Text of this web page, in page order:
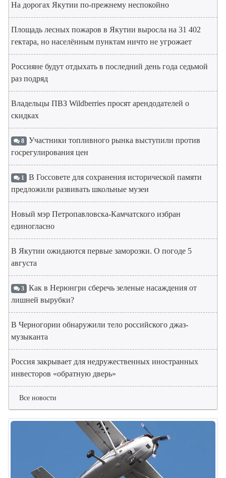
На дорогах Якутии по-прежнему неспокойно
Площадь лесных пожаров в Якутии выросла на 31 402
гектара, но населённым пунктам ничто не угрожает
Россияне будут отдыхать в последний день года седьмой
раз подряд
Владельцы ПВЗ Wildberries просят арендодателей о
скидках
8 Участники топливного рынка выступили против
госрегулирования цен
1 В Госсовете для сохранения исторической памяти
предложили развивать школьные музеи
Новый мэр Петропавловска-Камчатского избран
единогласно
В Якутии ожидаются первые заморозки. О погоде 5
августа
3 Как в Нерюнгри сберечь зеленые насаждения от
лишней вырубки?
В Черногории обнаружили тело российского джаз-
музыканта
Россия закрывает для недружественных иностранных
инвесторов «обратную дверь»
Все новости